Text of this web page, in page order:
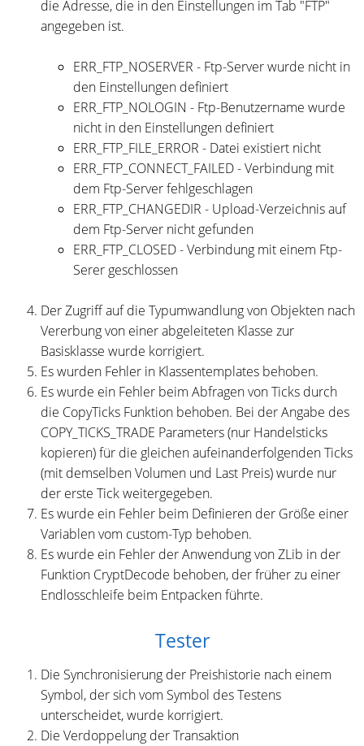
die Adresse, die in den Einstellungen im Tab "FTP"
angegeben ist.
ERR_FTP_NOSERVER - Ftp-Server wurde nicht in
den Einstellungen definiert
ERR_FTP_NOLOGIN - Ftp-Benutzername wurde
nicht in den Einstellungen definiert
ERR_FTP_FILE_ERROR - Datei existiert nicht
ERR_FTP_CONNECT_FAILED - Verbindung mit
dem Ftp-Server fehlgeschlagen
ERR_FTP_CHANGEDIR - Upload-Verzeichnis auf
dem Ftp-Server nicht gefunden
ERR_FTP_CLOSED - Verbindung mit einem Ftp-
Serer geschlossen
Der Zugriff auf die Typumwandlung von Objekten nach
Vererbung von einer abgeleiteten Klasse zur
Basisklasse wurde korrigiert.
Es wurden Fehler in Klassentemplates behoben.
Es wurde ein Fehler beim Abfragen von Ticks durch
die CopyTicks Funktion behoben. Bei der Angabe des
COPY_TICKS_TRADE Parameters (nur Handelsticks
kopieren) für die gleichen aufeinanderfolgenden Ticks
(mit demselben Volumen und Last Preis) wurde nur
der erste Tick weitergegeben.
Es wurde ein Fehler beim Definieren der Größe einer
Variablen vom custom-Typ behoben.
Es wurde ein Fehler der Anwendung von ZLib in der
Funktion CryptDecode behoben, der früher zu einer
Endlosschleife beim Entpacken führte.
Tester
Die Synchronisierung der Preishistorie nach einem
Symbol, der sich vom Symbol des Testens
unterscheidet, wurde korrigiert.
Die Verdoppelung der Transaktion